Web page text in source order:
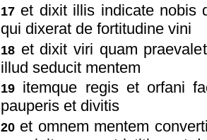
17 et dixit illis indicate nobis
qui dixerat de fortitudine vini
18 et dixit viri quam
illud seducit mentem
19 itemque regis et orfani
pauperis et divitis
20 et omnem mentem